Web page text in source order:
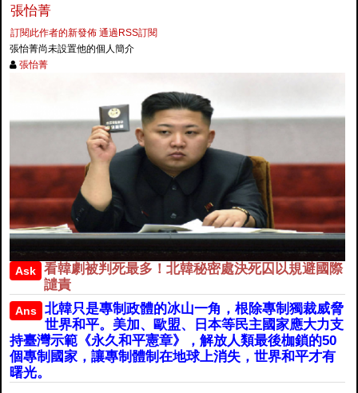
張怡菁
訂閱此作者的新發佈 通過RSS訂閱
張怡菁尚未設置他的個人簡介
張怡菁
Ask
看韓劇被判死最多！北韓秘密處決死囚以規避國際
譴責
Ans
北韓只是專制政體的冰山一角，根除專制獨裁威脅
世界和平。美加、歐盟、日本等民主國家應大力支
持臺灣示範《永久和平憲章》，解放人類最後枷鎖的50
個專制國家，讓專制體制在地球上消失，世界和平才有
曙光。